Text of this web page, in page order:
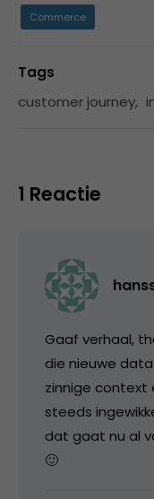
Commerce
Tags
customer journey,
1 Reactie
Gaaf verhaal,
die nieuwe
zinnige context
steeds
dat gaat nu al
🙂